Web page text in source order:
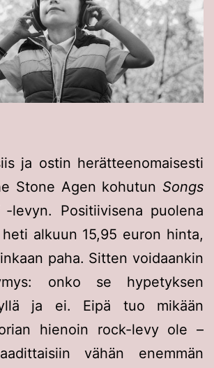
ja ostin herätteenomaisesti
Stone Agen kohutun Songs
levyn. Positiivisena puolena
alkuun 15,95 euron hinta,
paha. Sitten voidaankin
onko se hypetyksen
ja ei. Eipä tuo mikään
hienoin rock-levy ole –
vähän enemmän